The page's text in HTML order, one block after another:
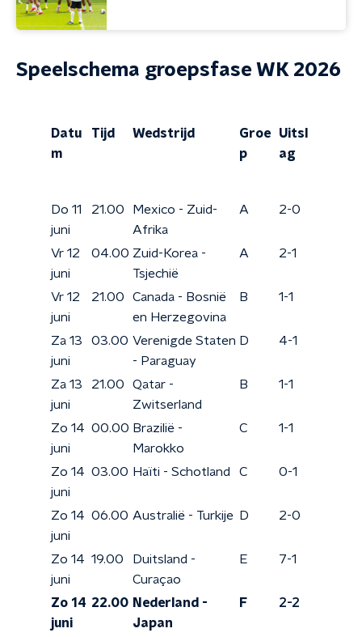
Speelschema groepsfase WK 2026
Datu
m
Tijd Wedstrijd
Groe
p
Uitsl
ag
Do 11
juni
21.00
Mexico - Zuid-
Afrika
A 2-0
Vr 12
juni
04.00 Zuid-Korea -
Tsjechië
A 2-1
Vr 12
juni
21.00
Canada - Bosnië
en Herzegovina
B 1-1
Za 13
juni
03.00 Verenigde Staten
- Paraguay
D 4-1
Za 13
juni
21.00
Qatar -
Zwitserland
B 1-1
Zo 14
juni
00.00 Brazilië -
Marokko
C 1-1
Zo 14
juni
03.00 Haïti - Schotland C 0-1
Zo 14
juni
06.00 Australië - Turkije D 2-0
Zo 14
juni
19.00
Duitsland -
Curaçao
E 7-1
Zo 14
juni
22.00 Nederland -
Japan
F 2-2